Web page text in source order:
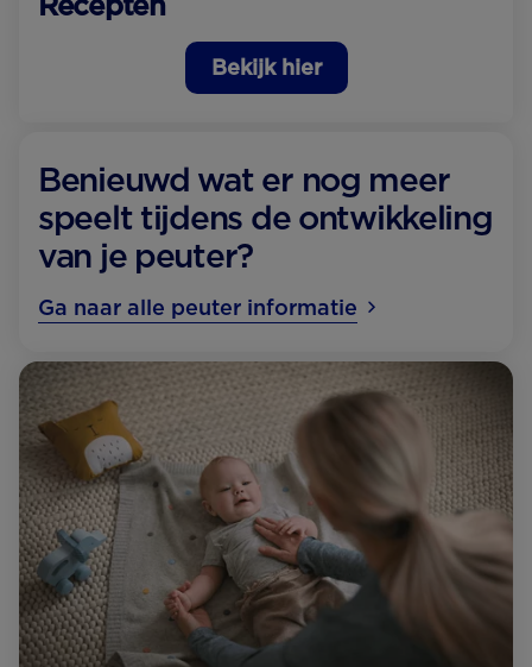
Bekijk hier
Benieuwd wat er nog meer
speelt tijdens de ontwikkeling
van je peuter?
Ga naar alle peuter informatie